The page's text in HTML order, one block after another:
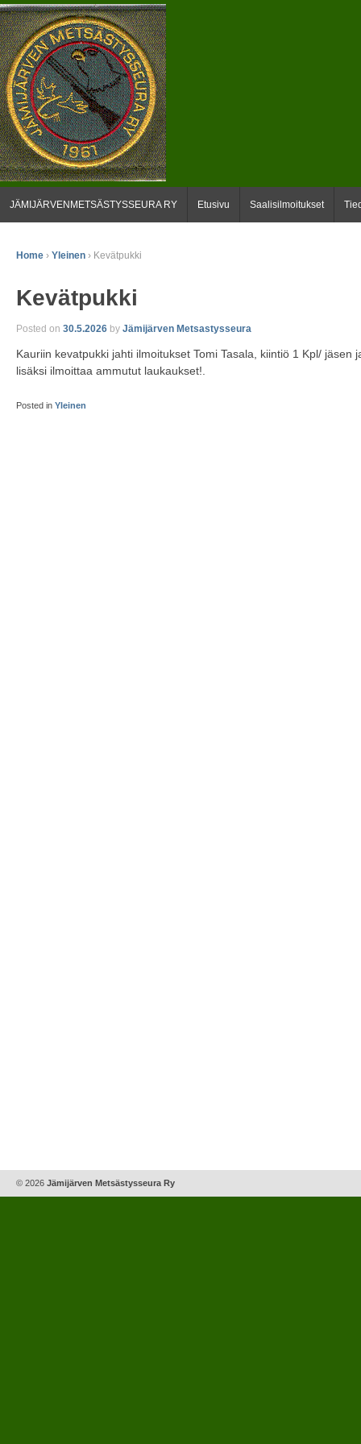
JÄMIJÄRVENMETSÄSTYSSEURA RY Etusivu Saalisilmoitukset
Home › Yleinen › Kevätpukki
Kevätpukki
Posted on 30.5.2026 by Jämijärven Metsastysseura
Kauriin kevatpukki jahti ilmoitukset Tomi Tasala, kiintiö 1 Kpl/ jäsen
lisäksi ilmoittaa ammutut laukaukset!.
Posted in Yleinen
© 2026 Jämijärven Metsästysseura Ry